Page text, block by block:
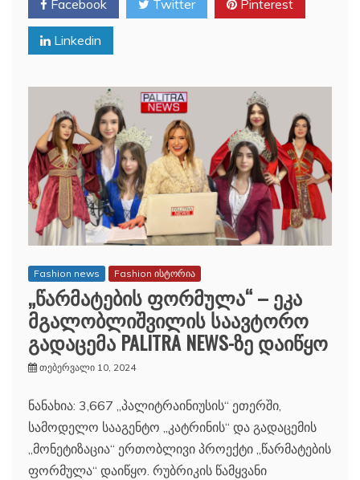
Facebook Twitter Pinterest
Linkedin
Fashion news Fashion ისტორია
„წარმატების ფორმულა“ – ეკა
მგალობლიშვილის საავტორო
გადაცემა PALITRA NEWS-ზე დაიწყო
თებერვალი 10, 2024
ნანახია: 3,667 „პალიტრაინიუსის“ ეთერში,
სამოდელო სააგენტო „კატრინის“ და გადაცემის
„მონეტიზაცია“ ერთობლივი პროექტი „წარმატების
ფორმულა“ დაიწყო. რუბრიკის წამყვანი